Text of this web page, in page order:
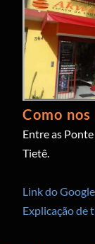
Como
Entre as
Tietê.
Link do
Explicação de